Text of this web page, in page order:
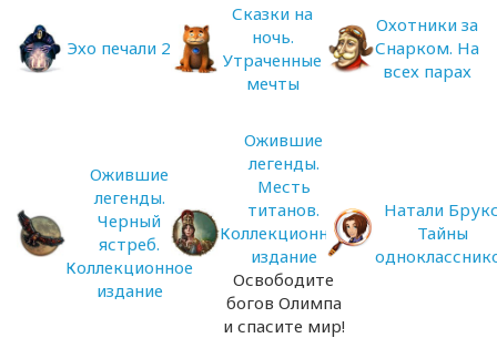
Эхо печали 2
Сказки на
ночь.
Утраченные
мечты
Охотники за
Снарком. На
всех парах
Ожившие
легенды.
Черный
ястреб.
Коллекционное
издание
Ожившие
легенды.
Месть
титанов.
Коллекционное
издание
Освободите
богов Олимпа
и спасите мир!
Натали
Тайны